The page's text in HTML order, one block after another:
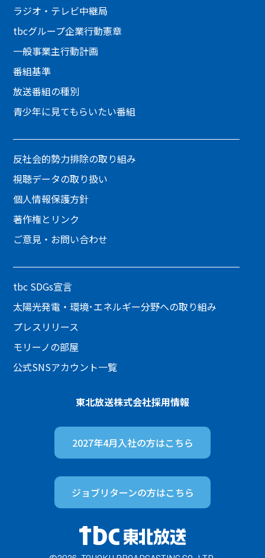
ラジオ・テレビ中継局
tbcグループ企業行動憲章
一般事業主行動計画
番組基準
放送番組の種別
青少年に見てもらいたい番組
反社会的勢力排除の取り組み
視聴データの取り扱い
個人情報保護方針
著作権とリンク
ご意見・お問い合わせ
tbc SDGs宣言
太陽光発電・環境･エネルギー分野への取り組み
プレスリリース
モリーノの部屋
公式SNSアカウント一覧
東北放送株式会社採用情報
2027年4月入社の方はこちら
ジョブリターンの方はこちら